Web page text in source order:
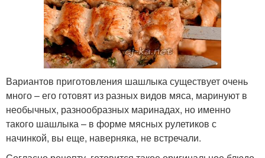
Вариантов приготовления шашлыка существует очень
много – его готовят из разных видов мяса, маринуют в
необычных, разнообразных маринадах, но именно
такого шашлыка – в форме мясных рулетиков с
начинкой, вы еще, наверняка, не встречали.